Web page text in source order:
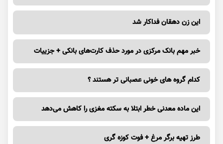
این زن دهقان فداکار شد
خبر مهم بانک مرکزی در مورد حذف کارت‌های بانکی + جزییات
کدام گروه های خونی عصبانی تر هستند ؟
این ماده معدنی خطر ابتلا به سکته مغزی را کاهش می‌دهد
طرز تهیه برگر مرغ + فوت کوزه گری